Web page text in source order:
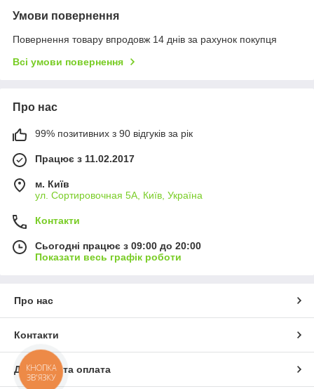
Умови повернення
Повернення товару впродовж 14 днів за рахунок покупця
Всі умови повернення
Про нас
99% позитивних з 90 відгуків за рік
Працює з 11.02.2017
м. Київ
ул. Сортировочная 5А, Київ, Україна
Контакти
Сьогодні працює з 09:00 до 20:00
Показати весь графік роботи
Про нас
Контакти
Доставка та оплата
КНОПКА
ЗВ'ЯЗКУ